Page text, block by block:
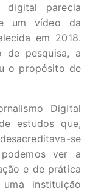
digital parecia
um vídeo da
em 2018.
de pesquisa, a
o propósito de
Digital
estudos que,
se
ver a
e de prática
instituição